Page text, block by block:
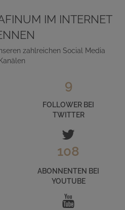
IM INTERNET
zahlreichen Social Media
Kanälen
9
FOLLOWER BEI
TWITTER
108
ABONNENTEN BEI
YOUTUBE